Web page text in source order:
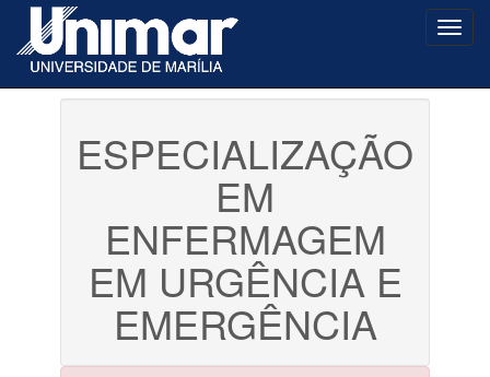
ESPECIALIZAÇÃO
EM
ENFERMAGEM
EM URGÊNCIA E
EMERGÊNCIA